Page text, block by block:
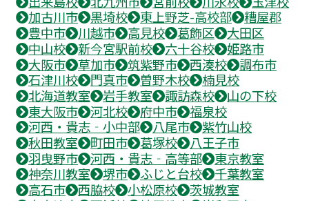
加古川市
黒埼校 東上野芝-高校部
糟屋郡
豊中市
川越市 高見校 葛飾区
大田区
中山校
新今宮駅前校 六十谷校
姫路市
大阪市
草加市 筑紫野市 西湊校
調布市
石津川校
門真市 曽野木校
楠見校
北海道教室
岩手教室 諏訪森校
山の下校
東大阪市
河北校 府中市
福泉校
河西・貴志‐小中部
八尾市
紫竹山校
秋田教室
町田市 葛塚校
八王子市
羽曳野市
河西・貴志‐高等部
東京教室
神奈川教室
堺市 ふじと台校
千葉教室
高石市
西脇校 小松原校
茨城教室